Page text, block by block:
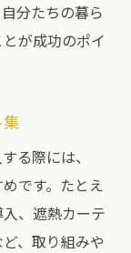
分たちの暮ら
が成功のポイ
る際には、
です。たとえ
、遮熱カーテ
、取り組みや